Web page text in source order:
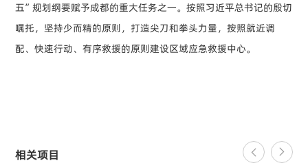
五”规划纲要赋予成都的重大任务之一。按照习近平总书记的殷切
嘱托，坚持少而精的原则，打造尖刀和拳头力量，按照就近调
配、快速行动、有序救援的原则建设区域应急救援中心。
相关项目